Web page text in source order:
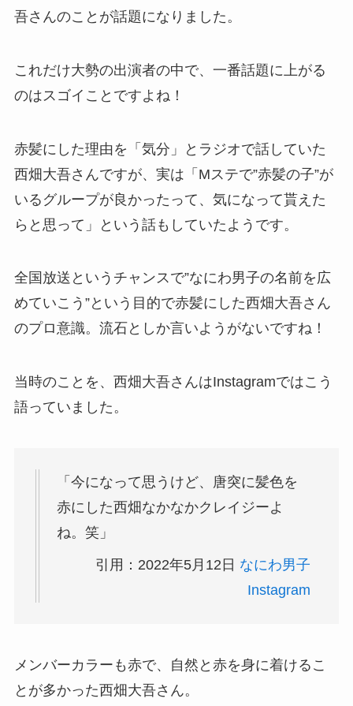
吾さんのことが話題になりました。
これだけ大勢の出演者の中で、一番話題に上がる
のはスゴイことですよね！
赤髪にした理由を「気分」とラジオで話していた
西畑大吾さんですが、実は 「Mステで”赤髪の子”が
いるグループが良かったって、気になって貰えた
らと思って」
という話もしていたようです。
全国放送というチャンスで”なにわ男子の名前を広
めていこう”という目的で赤髪にした西畑大吾さん
のプロ意識。流石としか言いようがないですね！
当時のことを、西畑大吾さんはInstagramではこう
語っていました。
「今になって思うけど、唐突に髪色を
赤にした西畑なかなかクレイジーよ
ね。笑」
引用：2022年5月12日 なにわ男子
Instagram
メンバーカラーも赤で、自然と赤を身に着けるこ
とが多かった西畑大吾さん。